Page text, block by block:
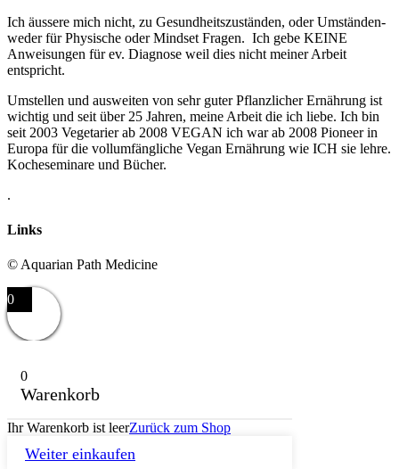
Ich äussere mich nicht, zu Gesundheitszuständen, oder Umständen-
weder für Physische oder Mindset Fragen. Ich gebe KEINE
Anweisungen für ev. Diagnose weil dies nicht meiner Arbeit
entspricht.
Umstellen und ausweiten von sehr guter Pflanzlicher Ernährung ist
wichtig und seit über 25 Jahren, meine Arbeit die ich liebe. Ich bin
seit 2003 Vegetarier ab 2008 VEGAN ich war ab 2008 Pioneer in
Europa für die vollumfängliche Vegan Ernährung wie ICH sie lehre.
Kocheseminare und Bücher.
.
Links
© Aquarian Path Medicine
0
0
Warenkorb
Ihr Warenkorb ist leerZurück zum Shop
Weiter einkaufen